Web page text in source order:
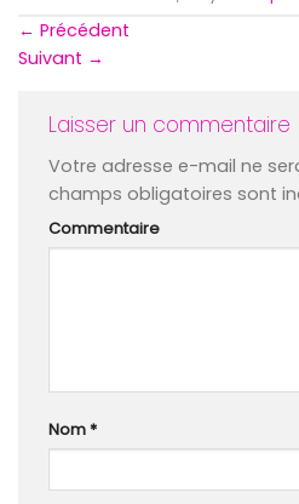
← Précédent
Suivant →
Laisser un commentaire
Votre adresse e-mail ne
champs obligatoires sont
Commentaire
Nom*